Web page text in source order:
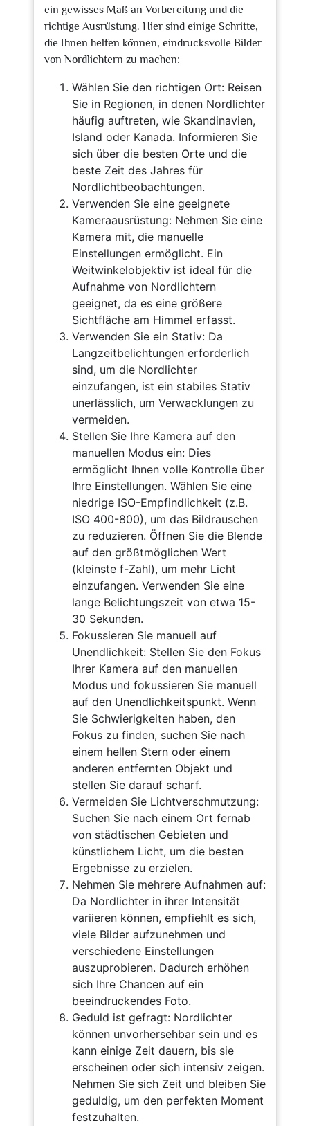
ein gewisses Maß an Vorbereitung und die
richtige Ausrüstung. Hier sind einige Schritte,
die Ihnen helfen können, eindrucksvolle Bilder
von Nordlichtern zu machen:
Wählen Sie den richtigen Ort: Reisen
Sie in Regionen, in denen Nordlichter
häufig auftreten, wie Skandinavien,
Island oder Kanada. Informieren Sie
sich über die besten Orte und die
beste Zeit des Jahres für
Nordlichtbeobachtungen.
Verwenden Sie eine geeignete
Kameraausrüstung: Nehmen Sie eine
Kamera mit, die manuelle
Einstellungen ermöglicht. Ein
Weitwinkelobjektiv ist ideal für die
Aufnahme von Nordlichtern
geeignet, da es eine größere
Sichtfläche am Himmel erfasst.
Verwenden Sie ein Stativ: Da
Langzeitbelichtungen erforderlich
sind, um die Nordlichter
einzufangen, ist ein stabiles Stativ
unerlässlich, um Verwacklungen zu
vermeiden.
Stellen Sie Ihre Kamera auf den
manuellen Modus ein: Dies
ermöglicht Ihnen volle Kontrolle über
Ihre Einstellungen. Wählen Sie eine
niedrige ISO-Empfindlichkeit (z.B.
ISO 400-800), um das Bildrauschen
zu reduzieren. Öffnen Sie die Blende
auf den größtmöglichen Wert
(kleinste f-Zahl), um mehr Licht
einzufangen. Verwenden Sie eine
lange Belichtungszeit von etwa 15-
30 Sekunden.
Fokussieren Sie manuell auf
Unendlichkeit: Stellen Sie den Fokus
Ihrer Kamera auf den manuellen
Modus und fokussieren Sie manuell
auf den Unendlichkeitspunkt. Wenn
Sie Schwierigkeiten haben, den
Fokus zu finden, suchen Sie nach
einem hellen Stern oder einem
anderen entfernten Objekt und
stellen Sie darauf scharf.
Vermeiden Sie Lichtverschmutzung:
Suchen Sie nach einem Ort fernab
von städtischen Gebieten und
künstlichem Licht, um die besten
Ergebnisse zu erzielen.
Nehmen Sie mehrere Aufnahmen auf:
Da Nordlichter in ihrer Intensität
variieren können, empfiehlt es sich,
viele Bilder aufzunehmen und
verschiedene Einstellungen
auszuprobieren. Dadurch erhöhen
sich Ihre Chancen auf ein
beeindruckendes Foto.
Geduld ist gefragt: Nordlichter
können unvorhersehbar sein und es
kann einige Zeit dauern, bis sie
erscheinen oder sich intensiv zeigen.
Nehmen Sie sich Zeit und bleiben Sie
geduldig, um den perfekten Moment
festzuhalten.